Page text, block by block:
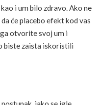
i um bilo zdravo. Ako ne
će placebo efekt kod vas
otvorite svoj um i
biste zaista iskoristili